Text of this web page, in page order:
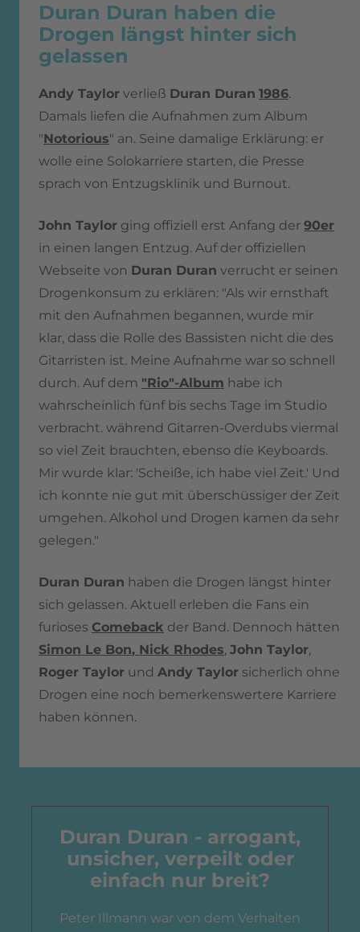
Duran Duran haben die
Drogen längst hinter sich
gelassen
Andy Taylor verließ Duran Duran 1986.
Damals liefen die Aufnahmen zum Album
"Notorious" an. Seine damalige Erklärung: er
wolle eine Solokarriere starten, die Presse
sprach von Entzugsklinik und Burnout.
John Taylor ging offiziell erst Anfang der 90er
in einen langen Entzug. Auf der offiziellen
Webseite von Duran Duran verrucht er seinen
Drogenkonsum zu erklären: "Als wir ernsthaft
mit den Aufnahmen begannen, wurde mir
klar, dass die Rolle des Bassisten nicht die des
Gitarristen ist. Meine Aufnahme war so schnell
durch. Auf dem "Rio"-Album habe ich
wahrscheinlich fünf bis sechs Tage im Studio
verbracht. während Gitarren-Overdubs viermal
so viel Zeit brauchten, ebenso die Keyboards.
Mir wurde klar: 'Scheiße, ich habe viel Zeit.' Und
ich konnte nie gut mit überschüssiger der Zeit
umgehen. Alkohol und Drogen kamen da sehr
gelegen."
Duran Duran haben die Drogen längst hinter
sich gelassen. Aktuell erleben die Fans ein
furioses Comeback der Band. Dennoch hätten
Simon Le Bon, Nick Rhodes, John Taylor,
Roger Taylor und Andy Taylor sicherlich ohne
Drogen eine noch bemerkenswertere Karriere
haben können.
Duran Duran - arrogant,
unsicher, verpeilt oder
einfach nur breit?
Peter Illmann war von dem Verhalten